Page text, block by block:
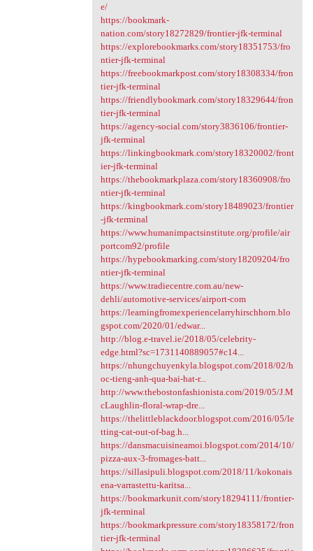
e/
https://bookmark-
nation.com/story18272829/frontier-jfk-terminal
https://explorebookmarks.com/story18351753/fro
ntier-jfk-terminal
https://freebookmarkpost.com/story18308334/fron
tier-jfk-terminal
https://friendlybookmark.com/story18329644/fron
tier-jfk-terminal
https://agency-social.com/story3836106/frontier-
jfk-terminal
https://linkingbookmark.com/story18320002/front
ier-jfk-terminal
https://thebookmarkplaza.com/story18360908/fro
ntier-jfk-terminal
https://kingbookmark.com/story18489023/frontier
-jfk-terminal
https://www.humanimpactsinstitute.org/profile/air
portcom92/profile
https://hypebookmarking.com/story18209204/fro
ntier-jfk-terminal
https://www.tradiecentre.com.au/new-
dehli/automotive-services/airport-com
https://learningfromexperiencelarryhirschhorn.blo
gspot.com/2020/01/edwar...
http://blog.e-travel.ie/2018/05/celebrity-
edge.html?sc=1731140889057#c14...
https://nhungchuyenkyla.blogspot.com/2018/02/h
oc-tieng-anh-qua-bai-hat-r...
http://www.thebostonfashionista.com/2019/05/J.M
cLaughlin-floral-wrap-dre...
https://thelittleblackdoor.blogspot.com/2016/05/le
tting-cat-out-of-bag.h...
https://dansmacuisineamoi.blogspot.com/2014/10/
pizza-aux-3-fromages-batt...
https://sillasipuli.blogspot.com/2018/11/kokonais
ena-varrastettu-karitsa...
https://bookmarkunit.com/story18294111/frontier-
jfk-terminal
https://bookmarkpressure.com/story18358172/fron
tier-jfk-terminal